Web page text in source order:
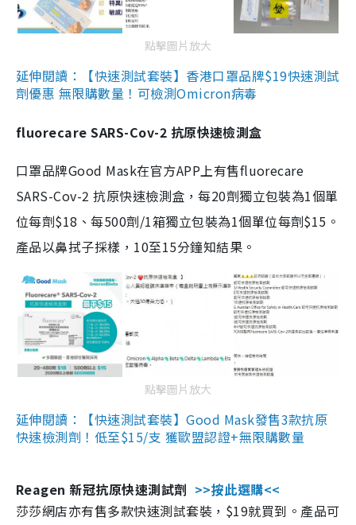
點擊圖片放大
延伸閱讀：【快速測試套裝】香港口罩品牌$19快速測試
劑優惠 無限購數量！可檢測Omicron病毒
fluorecare SARS-Cov-2 抗原快速檢測盒
口罩品牌Good Mask在官方APP上有售fluorecare
SARS-Cov-2 抗原快速檢測盒，每20劑獨立包裝為1個單
位每劑$18、每500劑/1箱獨立包裝為1個單位每劑$15。
產品以鼻拭子採樣，10至15分鐘知結果。
點擊圖片放大
延伸閱讀：【快速測試套裝】Good Mask發售3款抗原
快速檢測劑！低至$15/支 獲歐盟認證+無限購數量
Reagen 新冠抗原快速測試劑 >>按此選購<<
莎莎網店亦有售多款快速測試套裝，$19就買到。產品可